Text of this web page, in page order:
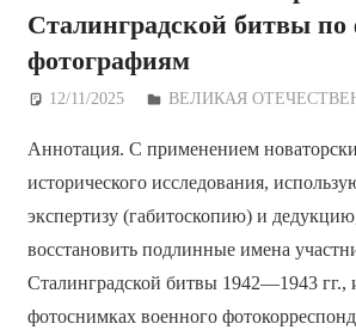
Сталинградской битвы
фотографиям
12/11/2025 Дежурный по Редакции
ВЕЛИКАЯ
Аннотация. С применением
исторического исследования,
экспертизу (габитоскопию) и
восстановить подлинные имена
Сталинградской битвы 1942—1943 гг.,
фотоснимках военного